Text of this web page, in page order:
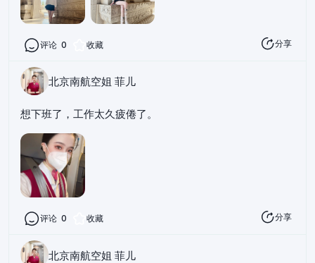
评论 0 收藏 分享
北京南航空姐 菲儿
想下班了，工作太久疲倦了。
评论 0 收藏 分享
北京南航空姐 菲儿